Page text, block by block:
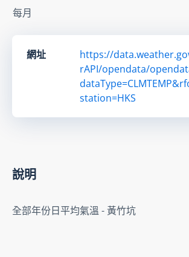
每月
網址
https://
rAPI/opendata/
station=HKS
說明
全部年份日平均氣溫 - 黃竹坑